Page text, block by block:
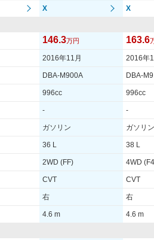
X X
146.3万円 163.6
2016年11月 2016年
DBA-M900A DBA-
996cc 996cc
- -
ガソリン ガソリン
36 L 38 L
2WD (FF) 4WD
CVT CVT
右 右
4.6 m 4.6 m